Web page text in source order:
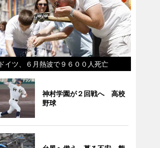
ドイツ、６月熱波で９６００人死亡
神村学園が２回戦へ 高校
野球